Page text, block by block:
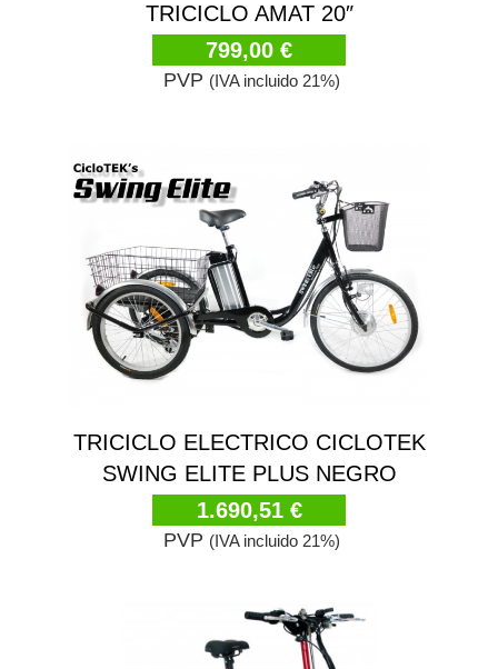
TRICICLO AMAT 20″
799,00 €
PVP (IVA incluido 21%)
TRICICLO ELECTRICO CICLOTEK
SWING ELITE PLUS NEGRO
1.690,51 €
PVP (IVA incluido 21%)